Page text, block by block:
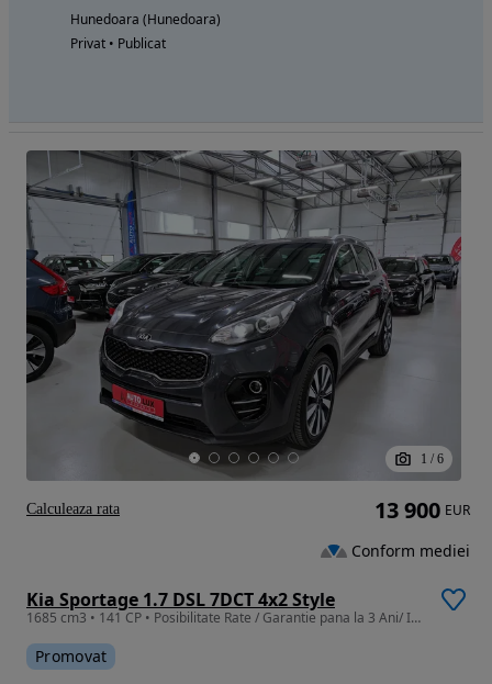
Hunedoara (Hunedoara)
Privat • Publicat
1 / 6
Kia Sportage 1.7 DSL 7DCT 4x2 Style
1685 cm3 • 141 CP • Posibilitate Rate / Garantie pana la 3 Ani/ Istoric
Promovat
13 900 EUR
Conform mediei
Calculeaza rata